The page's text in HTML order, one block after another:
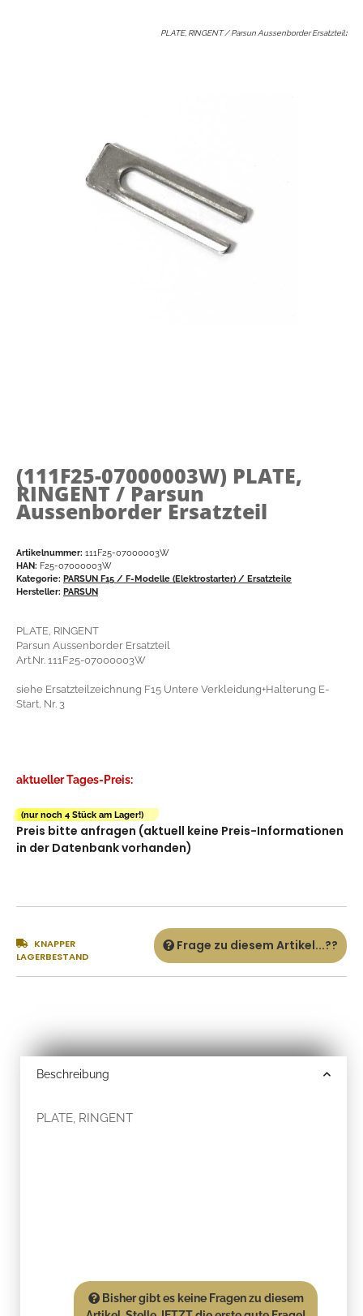
PLATE, RINGENT / Parsun Aussenborder Ersatzteil:
(111F25-07000003W) PLATE,
RINGENT / Parsun
Aussenborder Ersatzteil
Artikelnummer: 111F25-07000003W
HAN: F25-07000003W
Kategorie: PARSUN F15 / F-Modelle (Elektrostarter) / Ersatzteile
Hersteller: PARSUN
PLATE, RINGENT
Parsun Aussenborder Ersatzteil
Art.Nr. 111F25-07000003W
siehe Ersatzteilzeichnung F15 Untere Verkleidung+Halterung E-
Start, Nr. 3
aktueller Tages-Preis:
(nur noch 4 Stück am Lager!)
Preis bitte anfragen (aktuell keine Preis-Informationen
in der Datenbank vorhanden)
KNAPPER
LAGERBESTAND
Frage zu diesem Artikel...??
Beschreibung
PLATE, RINGENT
Bisher gibt es keine Fragen zu diesem